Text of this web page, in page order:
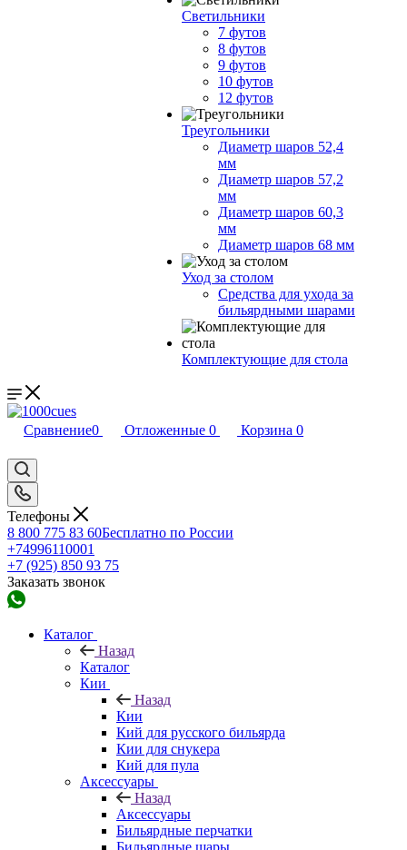
Светильники
7 футов
8 футов
9 футов
10 футов
12 футов
Треугольники
Диаметр шаров 52,4
мм
Диаметр шаров 57,2
мм
Диаметр шаров 60,3
мм
Диаметр шаров 68 мм
Уход за столом
Средства для ухода за
бильярдными шарами
Комплектующие для стола
Сравнение0 Отложенные 0 Корзина 0
Телефоны
8 800 775 83 60Бесплатно по России
+74996110001
+7 (925) 850 93 75
Заказать звонок
Каталог
Назад
Каталог
Кии
Назад
Кии
Кий для русского бильярда
Кии для снукера
Кий для пула
Аксессуары
Назад
Аксессуары
Бильярдные перчатки
Бильярдные шары